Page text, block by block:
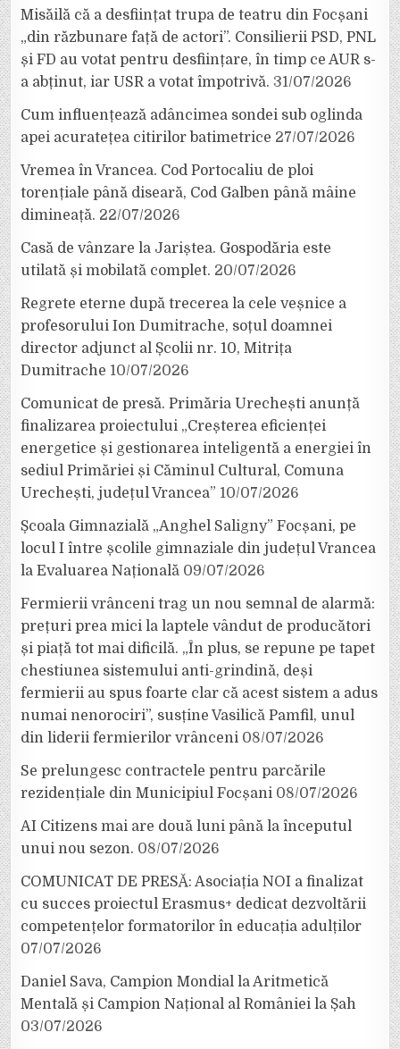
Misăilă că a desființat trupa de teatru din Focșani
„din răzbunare față de actori”. Consilierii PSD, PNL
și FD au votat pentru desființare, în timp ce AUR s-
a abținut, iar USR a votat împotrivă. 31/07/2026
Cum influențează adâncimea sondei sub oglinda
apei acuratețea citirilor batimetrice 27/07/2026
Vremea în Vrancea. Cod Portocaliu de ploi
torențiale până diseară, Cod Galben până mâine
dimineață. 22/07/2026
Casă de vânzare la Jariștea. Gospodăria este
utilată și mobilată complet. 20/07/2026
Regrete eterne după trecerea la cele veșnice a
profesorului Ion Dumitrache, soțul doamnei
director adjunct al Școlii nr. 10, Mitrița
Dumitrache 10/07/2026
Comunicat de presă. Primăria Urechești anunță
finalizarea proiectului „Creșterea eficienței
energetice și gestionarea inteligentă a energiei în
sediul Primăriei și Căminul Cultural, Comuna
Urechești, județul Vrancea” 10/07/2026
Școala Gimnazială „Anghel Saligny” Focșani, pe
locul I între școlile gimnaziale din județul Vrancea
la Evaluarea Națională 09/07/2026
Fermierii vrânceni trag un nou semnal de alarmă:
prețuri prea mici la laptele vândut de producători
și piață tot mai dificilă. „În plus, se repune pe tapet
chestiunea sistemului anti-grindină, deși
fermierii au spus foarte clar că acest sistem a adus
numai nenorociri”, susține Vasilică Pamfil, unul
din liderii fermierilor vrânceni 08/07/2026
Se prelungesc contractele pentru parcările
rezidențiale din Municipiul Focșani 08/07/2026
AI Citizens mai are două luni până la începutul
unui nou sezon. 08/07/2026
COMUNICAT DE PRESĂ: Asociația NOI a finalizat
cu succes proiectul Erasmus+ dedicat dezvoltării
competențelor formatorilor în educația adulților
07/07/2026
Daniel Sava, Campion Mondial la Aritmetică
Mentală și Campion Național al României la Șah
03/07/2026